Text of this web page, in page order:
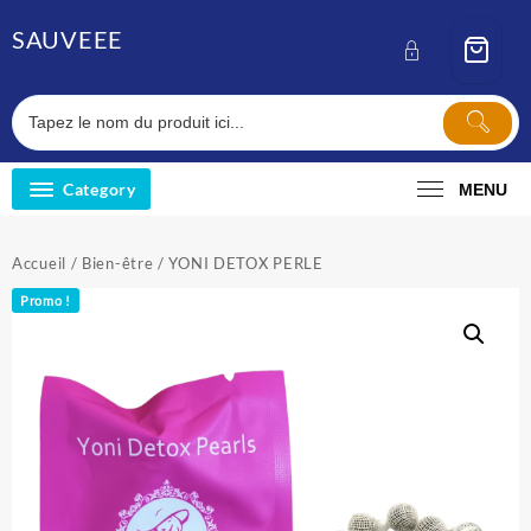
toSAUVEEE
Category MENU
Accueil / Bien-être / YONI DETOX PERLE
Promo !